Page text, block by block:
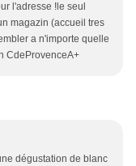
l'adresse !le seul
magazin (accueil tres
a n'importe quelle
CdeProvenceA+
dégustation de blanc